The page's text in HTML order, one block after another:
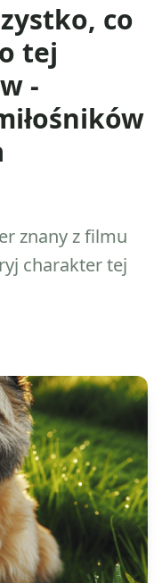
co
tej
-
znany z filmu
charakter tej